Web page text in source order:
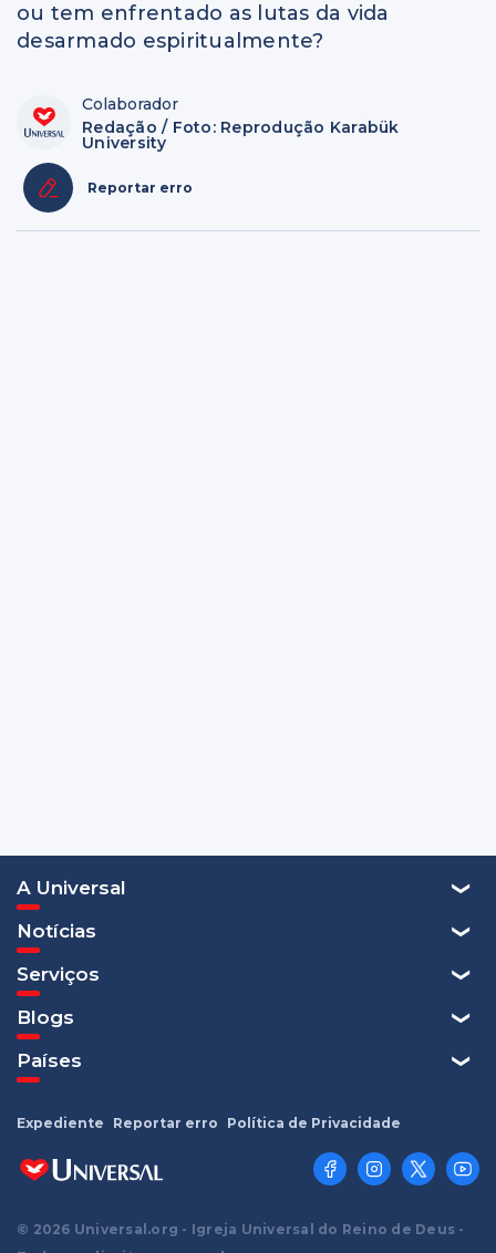
ou tem enfrentado as lutas da vida
desarmado espiritualmente?
Colaborador
Redação / Foto: Reprodução Karabük
University
Reportar erro
A Universal
Notícias
Serviços
Blogs
Países
© 2026 Universal.org - Igreja Universal do Reino de Deus -
Expediente Reportar erro Política de Privacidade